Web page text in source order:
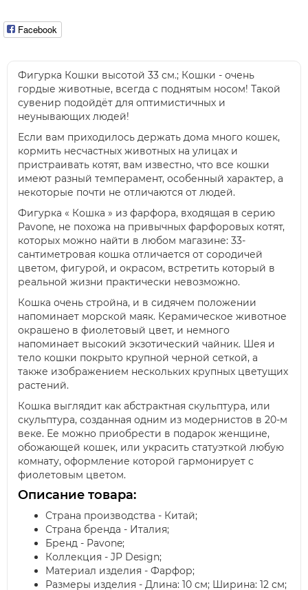
Facebook
Фигурка Кошки высотой 33 см.; Кошки - очень
гордые животные, всегда с поднятым носом! Такой
сувенир подойдёт для оптимистичных и
неунывающих людей!
Если вам приходилось держать дома много кошек,
кормить несчастных животных на улицах и
пристраивать котят, вам известно, что все кошки
имеют разный темперамент, особенный характер, а
некоторые почти не отличаются от людей.
Фигурка « Кошка » из фарфора, входящая в серию
Pavone, не похожа на привычных фарфоровых котят,
которых можно найти в любом магазине: 33-
сантиметровая кошка отличается от сородичей
цветом, фигурой, и окрасом, встретить который в
реальной жизни практически невозможно.
Кошка очень стройна, и в сидячем положении
напоминает морской маяк. Керамическое животное
окрашено в фиолетовый цвет, и немного
напоминает высокий экзотический чайник. Шея и
тело кошки покрыто крупной черной сеткой, а
также изображением нескольких крупных цветущих
растений.
Кошка выглядит как абстрактная скульптура, или
скульптура, созданная одним из модернистов в 20-м
веке. Ее можно приобрести в подарок женщине,
обожающей кошек, или украсить статуэткой любую
комнату, оформление которой гармонирует с
фиолетовым цветом.
Описание товара:
Страна производства - Китай;
Страна бренда - Италия;
Бренд - Pavone;
Коллекция - JP Design;
Материал изделия - Фарфор;
Размеры изделия - Длина: 10 см; Ширина: 12 см;